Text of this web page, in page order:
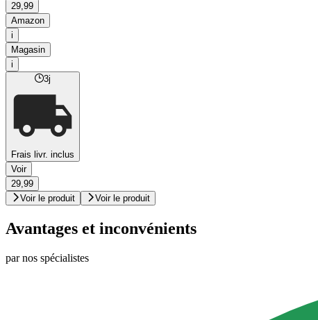
29,99
Amazon
i
Magasin
i
3j
Frais livr. inclus
Voir
29,99
Voir le produit
Voir le produit
Avantages et inconvénients
par nos spécialistes